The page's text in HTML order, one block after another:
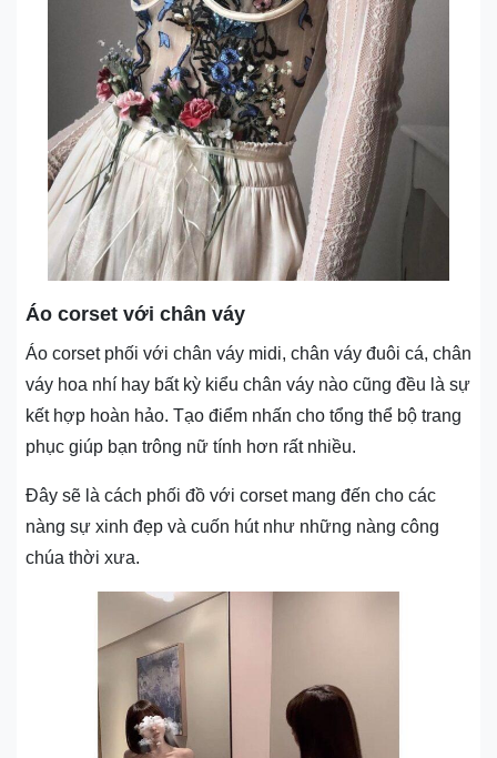
Áo corset với chân váy
Áo corset phối với chân váy midi, chân váy đuôi cá, chân
váy hoa nhí hay bất kỳ kiểu chân váy nào cũng đều là sự
kết hợp hoàn hảo. Tạo điểm nhấn cho tổng thể bộ trang
phục giúp bạn trông nữ tính hơn rất nhiều.
Đây sẽ là cách phối đồ với corset mang đến cho các
nàng sự xinh đẹp và cuốn hút như những nàng công
chúa thời xưa.